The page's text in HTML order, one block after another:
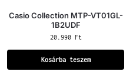
Casio Collection MTP-VT01GL-
1B2UDF
20.990 Ft
Kosárba teszem